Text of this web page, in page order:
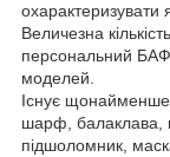
охарактеризувати
Величезна
персональний
моделей.
Існує щонайменше
шарф, балаклава,
підшоломник,